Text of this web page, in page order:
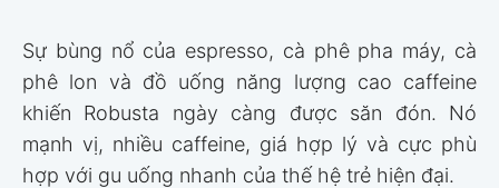
Sự bùng nổ của espresso, cà phê pha máy, cà
phê lon và đồ uống năng lượng cao caffeine
khiến Robusta ngày càng được săn đón. Nó
mạnh vị, nhiều caffeine, giá hợp lý và cực phù
hợp với gu uống nhanh của thế hệ trẻ hiện đại.